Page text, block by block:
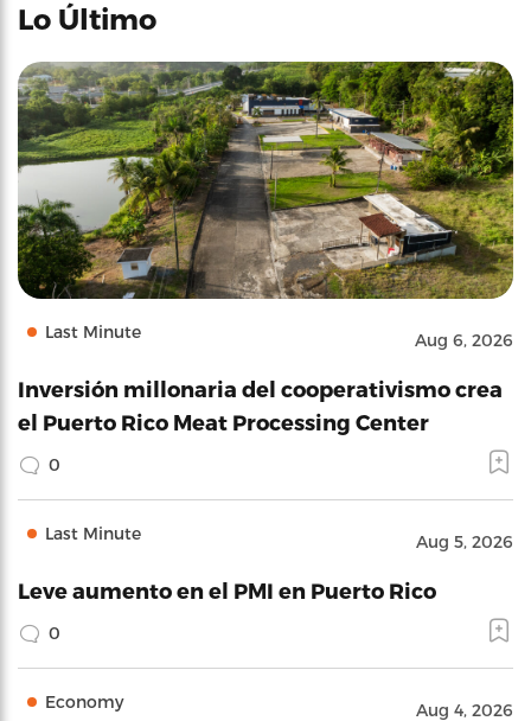
Lo Último
Last Minute Aug 6, 2026
Inversión millonaria del cooperativismo crea
el Puerto Rico Meat Processing Center
0
Last Minute Aug 5, 2026
Leve aumento en el PMI en Puerto Rico
0
Economy Aug 4, 2026